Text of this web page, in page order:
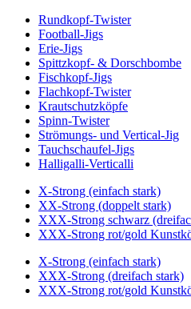
Rundkopf-Twister
Football-Jigs
Erie-Jigs
Spittzkopf- & Dorschbombe
Fischkopf-Jigs
Flachkopf-Twister
Krautschutzköpfe
Spinn-Twister
Strömungs- und Vertical-Jig
Tauchschaufel-Jigs
Halligalli-Verticalli
X-Strong (einfach stark)
XX-Strong (doppelt stark)
XXX-Strong schwarz
XXX-Strong rot/gold
X-Strong (einfach stark)
XXX-Strong (dreifach stark)
XXX-Strong rot/gold